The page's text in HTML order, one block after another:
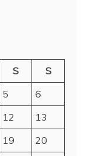
S
S
5
6
12
13
19
20